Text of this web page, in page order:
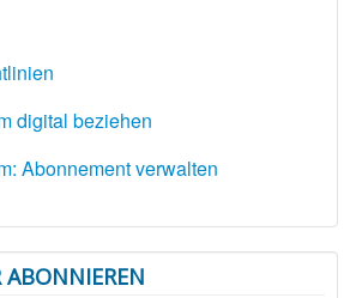
digital beziehen
Abonnement verwalten
ABONNIEREN